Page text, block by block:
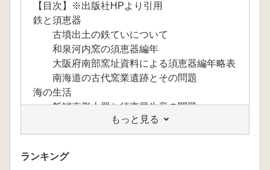
【目次】※出版社HPより引用
鉄と須恵器
古墳出土の鉄ていについて
和泉河内窯の須恵器編年
大阪府南部窯址資料による須恵器編年略表
南海道の古代窯業遺跡とその問題
海の生活
飯鮹壺形土器と須恵器生産の問題
古代産業─漁業
製塩についての二つの覚書
生道塩
海の生活─玄界・瀚海の海人
もっと見る
ランキング